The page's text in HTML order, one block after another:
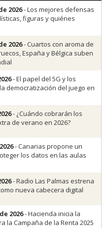
2026- Los mejores defensas
figuras y quiénes
2026- Cuartos con aroma de
España y Bélgica suben
- El papel del 5G y los
democratización del juego en
- ¿Cuándo cobrarán los
de verano en 2026?
- Canarias propone un
los datos en las aulas
- Radio Las Palmas estrena
nueva cabecera digital
2026- Hacienda inicia la
la Campaña de la Renta 2025